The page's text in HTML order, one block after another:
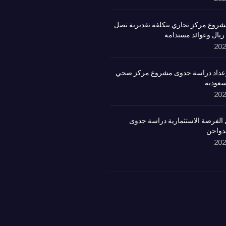
مركز تجاري بتكلفة تقديرية تصل
دراسة جدوى مشروع مركز صحي
الاستثمارية دراسة جدوى